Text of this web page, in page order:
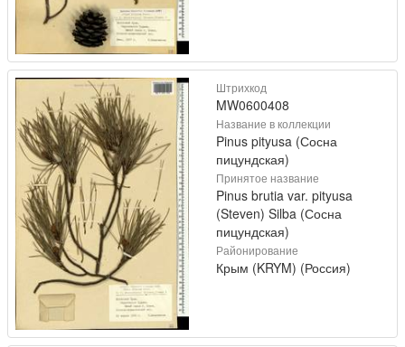
Штрихкод
MW0600408
Название в коллекции
Pinus pityusa (Сосна
пицундская)
Принятое название
Pinus brutia var. pityusa
(Steven) Silba (Сосна
пицундская)
Районирование
Крым (KRYM) (Россия)